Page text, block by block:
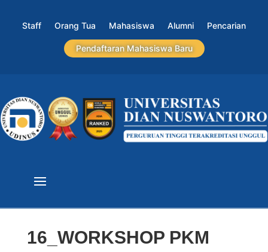
Staff Orang Tua Mahasiswa Alumni Pencarian
Pendaftaran Mahasiswa Baru
16_WORKSHOP PKM